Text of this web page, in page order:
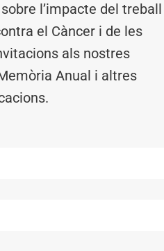
l’impacte del treball
el Càncer i de les
als nostres
Anual i altres